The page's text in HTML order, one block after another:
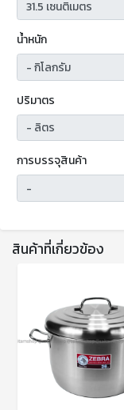
น้ำหนัก
ปริมาตร
การบรรจุสินค้า
สินค้าที่เกี่ยวข้อง